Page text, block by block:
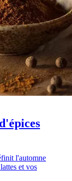
l'automne
et vos